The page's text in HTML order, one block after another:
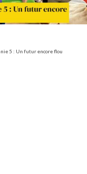
5 : Un futur encore flou